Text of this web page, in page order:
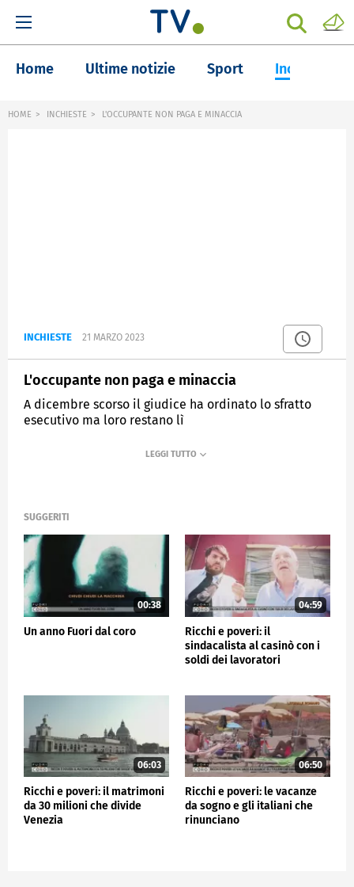
Home Ultime notizie Sport Inchieste
HOME INCHIESTE L'OCCUPANTE NON PAGA E MINACCIA
INCHIESTE 21 MARZO 2023
L'occupante non paga e minaccia
A dicembre scorso il giudice ha ordinato lo sfratto
esecutivo ma loro restano lì
FUORI DAL CORO
SUGGERITI
00:38
Un anno Fuori dal coro
04:59
Ricchi e poveri: il
sindacalista al casinò con i
soldi dei lavoratori
06:03
Ricchi e poveri: il matrimoni
da 30 milioni che divide
Venezia
06:50
Ricchi e poveri: le vacanze
da sogno e gli italiani che
rinunciano